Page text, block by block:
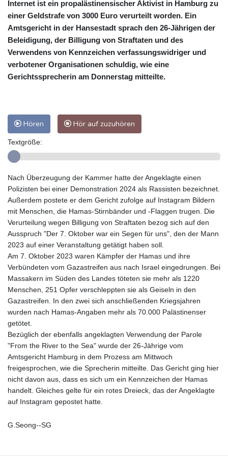
Internet ist ein propalästinensischer Aktivist in Hamburg zu
einer Geldstrafe von 3000 Euro verurteilt worden. Ein
Amtsgericht in der Hansestadt sprach den 26-Jährigen der
Beleidigung, der Billigung von Straftaten und des
Verwendens von Kennzeichen verfassungswidriger und
verbotener Organisationen schuldig, wie eine
Gerichtssprecherin am Donnerstag mitteilte.
Hören Hör auf zuzuhören
Textgröße:
Nach Überzeugung der Kammer hatte der Angeklagte einen
Polizisten bei einer Demonstration 2024 als Rassisten bezeichnet.
Außerdem postete er dem Gericht zufolge auf Instagram Bildern
mit Menschen, die Hamas-Stirnbänder und -Flaggen trugen. Die
Verurteilung wegen Billigung von Straftaten bezog sich auf den
Ausspruch "Der 7. Oktober war ein Segen für uns", den der Mann
2023 auf einer Veranstaltung getätigt haben soll.
Am 7. Oktober 2023 waren Kämpfer der Hamas und ihre
Verbündeten vom Gazastreifen aus nach Israel eingedrungen. Bei
Massakern im Süden des Landes töteten sie mehr als 1220
Menschen, 251 Opfer verschleppten sie als Geiseln in den
Gazastreifen. In den zwei sich anschließenden Kriegsjahren
wurden nach Hamas-Angaben mehr als 70.000 Palästinenser
getötet.
Bezüglich der ebenfalls angeklagten Verwendung der Parole
"From the River to the Sea" wurde der 26-Jährige vom
Amtsgericht Hamburg in dem Prozess am Mittwoch
freigesprochen, wie die Sprecherin mitteilte. Das Gericht ging hier
nicht davon aus, dass es sich um ein Kennzeichen der Hamas
handelt. Gleiches gelte für ein rotes Dreieck, das der Angeklagte
auf Instagram gepostet hatte.
G.Seong--SG